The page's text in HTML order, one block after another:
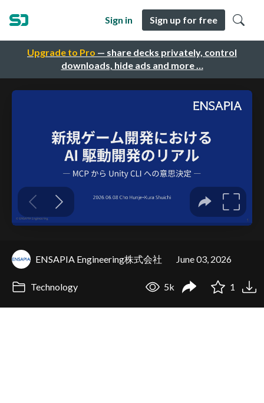
Upgrade to Pro — share decks privately, control
downloads, hide ads and more …
Sign in Sign up for free
ENSAPIA Engineering株式会社 June 03, 2026
Technology 5k 1